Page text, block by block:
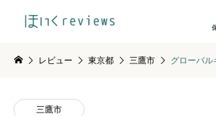
レビュー 東京都 三鷹市 グローバ
三鷹市